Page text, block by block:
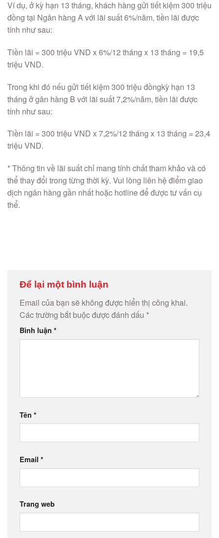
Ví dụ, ở kỳ hạn 13 tháng, khách hàng gửi tiết kiệm 300 triệu
đồng tại Ngân hàng A với lãi suất 6%/năm, tiền lãi được
tính như sau:
Tiền lãi = 300 triệu VND x 6%/12 tháng x 13 tháng = 19,5
triệu VND.
Trong khi đó nếu gửi tiết kiệm 300 triệu đồngkỳ hạn 13
tháng ở gân hàng B với lãi suất 7,2%/năm, tiền lãi được
tính như sau:
Tiền lãi = 300 triệu VND x 7,2%/12 tháng x 13 tháng = 23,4
triệu VND.
* Thông tin về lãi suất chỉ mang tính chất tham khảo và có
thể thay đổi trong từng thời kỳ. Vui lòng liên hệ điểm giao
dịch ngân hàng gần nhất hoặc hotline ‎để được tư vấn cụ
thể.
Để lại một bình luận
Email của bạn sẽ không được hiển thị công khai.
Các trường bắt buộc được đánh dấu *
Bình luận *
Tên *
Email *
Trang web